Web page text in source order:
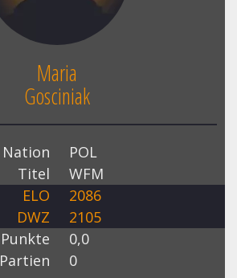
Maria
Gosciniak
Nation
POL
Titel
WFM
ELO
2086
DWZ
2105
Punkte
0,0
Partien
0